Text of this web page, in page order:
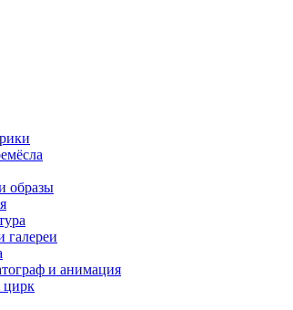
образы
галереи
и анимация
цирк